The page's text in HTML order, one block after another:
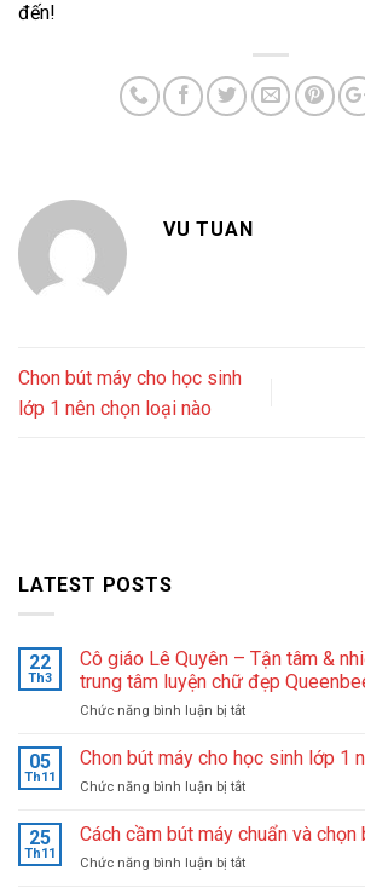
đến!
VU TUAN
Chon bút máy cho học sinh
lớp 1 nên chọn loại nào
LATEST POSTS
22
Th3
Cô giáo Lê Quyên – Tận tâm &
trung tâm luyện chữ đẹp
Chức năng bình luận bị tắtở
giáo
Lê
Quyên
Tận
05
Th11
Chon bút máy cho học sinh lớp 1
Chức năng bình luận bị tắtở
bút
cho
25
Th11
Cách cầm bút máy chuẩn và chọn
Chức năng bình luận bị tắtở